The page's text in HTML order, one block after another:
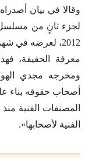
وقالا في بيان
لجزء ثانٍ من
معرفة الحقيقة،
ومخرجه مجدي
أصحاب حقوقه بناء
الفنية لأصحابها».